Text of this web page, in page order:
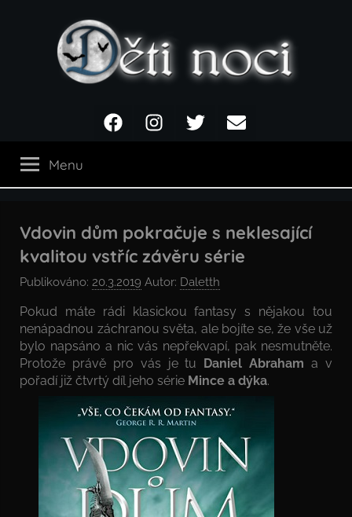
noci
FacebookInstagramTwitter Email
Menu
Vdovin dům pokračuje s neklesající
kvalitou vstříc závěru série
Publikováno: 20.3.2019 Autor: Daletth
Pokud máte rádi klasickou fantasy s nějakou tou
nenápadnou záchranou světa, ale bojíte se, že vše už
bylo napsáno a nic vás nepřekvapí, pak nesmutněte.
Protože právě pro vás je tu Daniel Abraham a v
pořadí již čtvrtý díl jeho série Mince a dýka.